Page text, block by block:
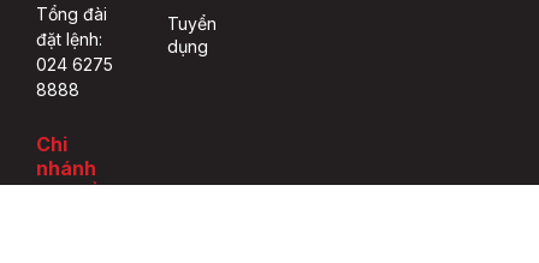
Tổng đài
đặt lệnh:
024 6275
8888
Chi
nhánh
Tp. Hồ
Tuyển
dụng